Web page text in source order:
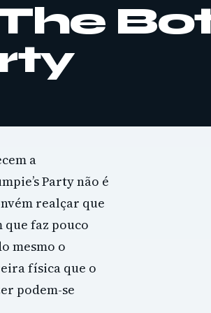
a
Party não é
realçar que
que faz pouco
mesmo o
física que o
podem-se